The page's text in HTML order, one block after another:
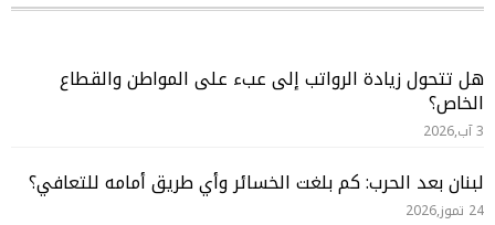
هل تتحول زيادة الرواتب إلى عبء على المواطن والقطاع
الخاص؟
3 آب,2026
لبنان بعد الحرب: كم بلغت الخسائر وأي طريق أمامه للتعافي؟
24 تموز,2026